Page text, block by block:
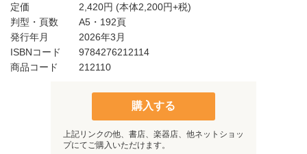
定価 2,420円 (本体2,200円+税)
判型・頁数
A5・192頁
発行年月
2026年3月
ISBNコード
9784276212114
商品コード
212110
購入する
上記リンクの他、書店、楽器店、他ネットショッ
プにてご購入いただけます。